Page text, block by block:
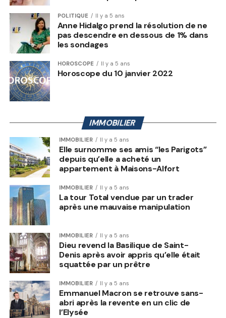
POLITIQUE Il y a 5 ans
Anne Hidalgo prend la résolution de ne
pas descendre en dessous de 1% dans
les sondages
HOROSCOPE Il y a 5 ans
Horoscope du 10 janvier 2022
IMMOBILIER
IMMOBILIER Il y a 5 ans
Elle surnomme ses amis “les Parigots”
depuis qu’elle a acheté un
appartement à Maisons-Alfort
IMMOBILIER Il y a 5 ans
La tour Total vendue par un trader
après une mauvaise manipulation
IMMOBILIER Il y a 5 ans
Dieu revend la Basilique de Saint-
Denis après avoir appris qu’elle était
squattée par un prêtre
IMMOBILIER Il y a 5 ans
Emmanuel Macron se retrouve sans-
abri après la revente en un clic de
l’Elysée